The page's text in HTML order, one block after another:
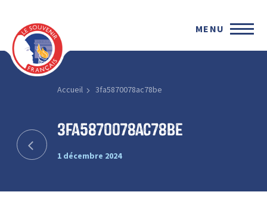
MENU
Accueil 3fa5870078ac78be
3fa5870078ac78be
1 décembre 2024